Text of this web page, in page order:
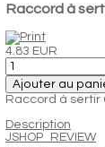
Raccord à
4.83 EUR
Ajouter au
Raccord à sertir
Description
JSHOP_REVIEW